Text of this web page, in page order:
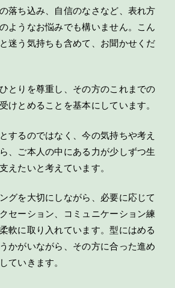
落ち込み、自信のなさなど、表れ方
ようなお悩みでも構いません。こん
迷う気持ちも含めて、お聞かせくだ
とりを尊重し、その方のこれまでの
けとめることを基本にしています。
するのではなく、今の気持ちや考え
、ご本人の中にある力が少しずつ生
えたいと考えています。
グを大切にしながら、必要に応じて
セーション、コミュニケーション練
軟に取り入れています。型にはめる
かがいながら、その方に合った進め
ていきます。